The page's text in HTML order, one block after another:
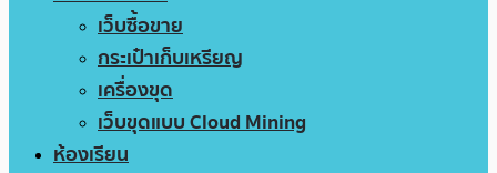
เว็บซื้อขาย
กระเป๋าเก็บเหรียญ
เครื่องขุด
เว็บขุดแบบ Cloud Mining
ห้องเรียน